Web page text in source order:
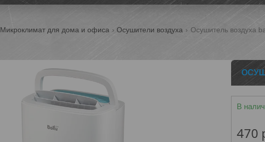
Микроклимат для дома и офиса Осушители воздуха Осушитель воздуха
В
470